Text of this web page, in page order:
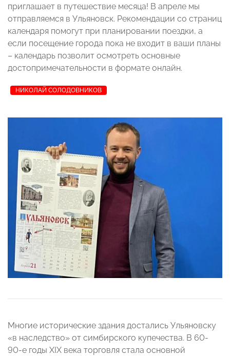
приглашает в путешествие месяца! В апреле мы
отправляемся в Ульяновск. Рекомендации со страниц
календаря помогут при планировании поездки, а
если посещение города пока не входит в ваши планы
– календарь позволит осмотреть основные
достопримечательности в формате онлайн.
НИКОЛАЙ СОЛОДОВНИКОВ
Многие исторические здания достались Ульяновску
«в наследство» от симбирского купечества. В 60-
90-е годы XIX века торговля стала основной